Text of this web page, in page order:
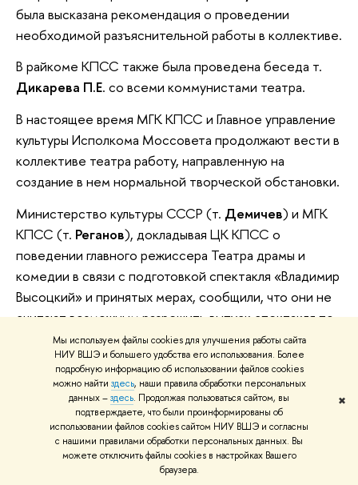
Мы используем файлы cookies для улучшения работы сайта
НИУ ВШЭ и большего удобства его использования. Более
подробную информацию об использовании файлов cookies
можно найти здесь, наши правила обработки персональных
данных –здесь. Продолжая пользоваться сайтом, вы
подтверждаете, что были проинформированы об
использовании файлов cookies сайтом НИУ ВШЭ и согласны
с нашими правилами обработки персональных данных. Вы
можете отключить файлы cookies в настройках Вашего
браузера.
✖
была высказана рекомендация о проведении
необходимой разъяснительной работы в коллективе.
В райкоме КПСС также была проведена беседа т.
Дикарева П.Е. со всеми коммунистами театра.
В настоящее время МГК КПСС и Главное управление
культуры Исполкома Моссовета продолжают вести в
коллективе театра работу, направленную на
создание в нем нормальной творческой обстановки.
Министерство культуры СССР (т. Демичев) и МГК
КПСС (т. Реганов), докладывая ЦК КПСС о
поведении главного режиссера Театра драмы и
комедии в связи с подготовкой спектакля «Владимир
Высоцкий» и принятых мерах, сообщили, что они не
считают возможным разрешить выпуск спектакля по
данной литературной композиции, так как она по
своей сути антиобщественна. (Информации
Министерства культуры СССР и МГК КПСС
прилагаются.)
Министерству культуры СССР и отделу культуры ЦК
КПСС поручено сообщить авторам о результатах
рассмотрения их писем.